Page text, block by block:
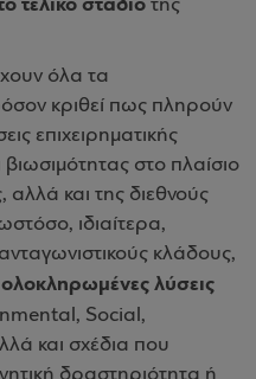
της
όλα τα
κριθεί πως πληρούν
επιχειρηματικής
βιωσιμότητας στο πλαίσιο
αλλά και της διεθνούς
ιδιαίτερα,
κλάδους,
ολοκληρωμένες λύσεις
Social,
και σχέδια που